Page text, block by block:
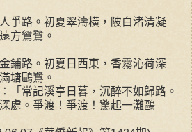
爭路。初夏翠濤橫，陂白渚清凝
方鴛鷺。
鋪路。初夏日西東，香霧沁荷深
塘鷗鷺。
「常記溪亭日暮，沉醉不如歸路。
處。爭渡！爭渡！驚起一灘鷗